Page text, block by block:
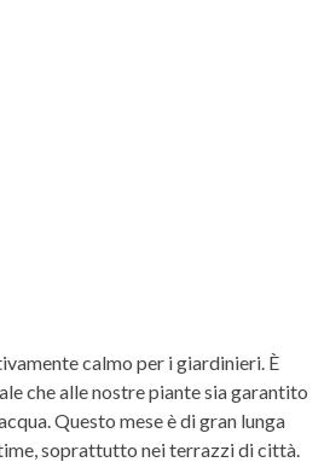
calmo per i giardinieri. È
che alle nostre piante sia garantito
Questo mese è di gran lunga
soprattutto nei terrazzi di città.